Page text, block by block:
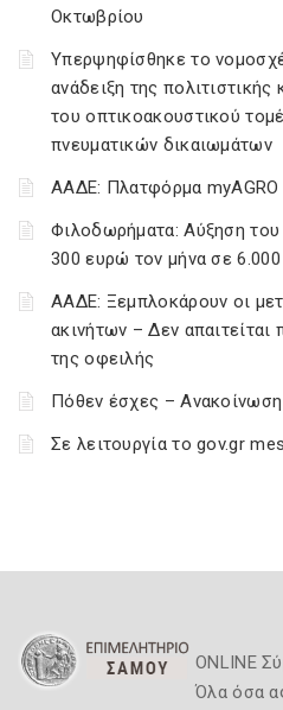
Οκτωβρίου
Υπερψηφίσθηκε το
ανάδειξη της
του οπτικοακουστικού
πνευματικών δικαιωμάτων
ΑΑΔΕ: Πλατφόρμα myAGRO
Φιλοδωρήματα: Αύξηση
300 ευρώ τον μήνα σε
ΑΑΔΕ: Ξεμπλοκάρουν οι
ακινήτων – Δεν
της οφειλής
Πόθεν έσχες –
Σε λειτουργία το gov.gr
ONLINE
Όλα όσα